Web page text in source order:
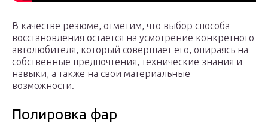
В качестве резюме, отметим, что выбор способа
восстановления остается на усмотрение конкретного
автолюбителя, который совершает его, опираясь на
собственные предпочтения, технические знания и
навыки, а также на свои материальные
возможности.
Полировка фар